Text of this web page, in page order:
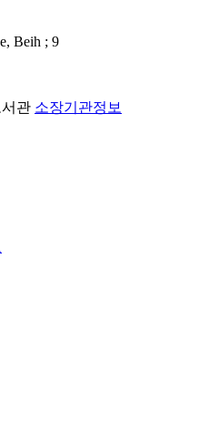
Beih ; 9
관 소장기관정보